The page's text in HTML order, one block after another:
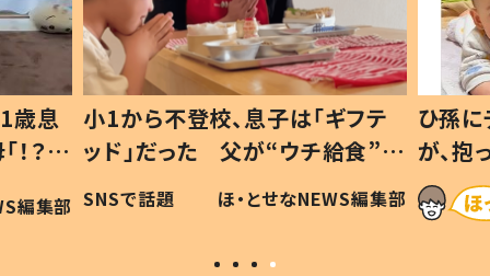
歳息
？」
編集部
小1から不登校、息子は「ギフテ
ッド」だった 父が“ウチ給食”を
作り続ける理由とは #令和の親
#令和の子
SNSで話題 ほ・とせなNEWS編集部
ひ孫
が、
「涙が
い」